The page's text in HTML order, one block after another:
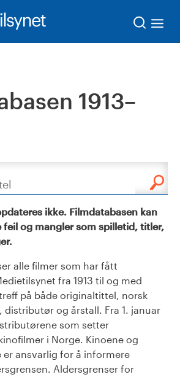
1913–
ikke. Filmdatabasen kan
feil og mangler som spilletid, titler,
alle filmer som har fått
fra 1913 til og med
på både originaltittel, norsk
og årstall. Fra 1. januar
som setter
i Norge. Kinoene og
ansvarlig for å informere
Aldersgrenser for